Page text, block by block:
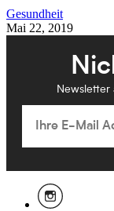
Gesundheit
Mai 22, 2019
Newsletter